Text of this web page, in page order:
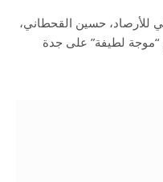
للأرصاد، حسين القحطاني،
“موجة لطيفة” على جدة